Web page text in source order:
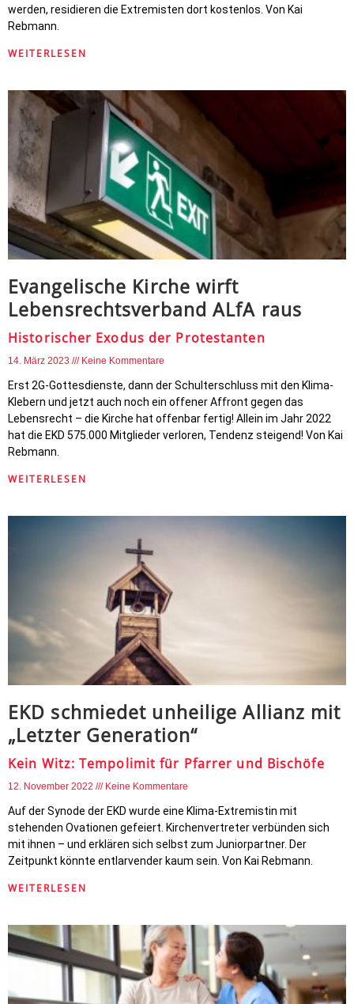
werden, residieren die Extremisten dort kostenlos. Von Kai
Rebmann.
WEITERLESEN
Evangelische Kirche wirft
Lebensrechtsverband ALfA raus
Historischer Exodus der Protestanten
14. März 2023 Keine Kommentare
Erst 2G-Gottesdienste, dann der Schulterschluss mit den Klima-
Klebern und jetzt auch noch ein offener Affront gegen das
Lebensrecht – die Kirche hat offenbar fertig! Allein im Jahr 2022
hat die EKD 575.000 Mitglieder verloren, Tendenz steigend! Von Kai
Rebmann.
WEITERLESEN
EKD schmiedet unheilige Allianz mit
„Letzter Generation“
Kein Witz: Tempolimit für Pfarrer und Bischöfe
12. November 2022 Keine Kommentare
Auf der Synode der EKD wurde eine Klima-Extremistin mit
stehenden Ovationen gefeiert. Kirchenvertreter verbünden sich
mit ihnen – und erklären sich selbst zum Juniorpartner. Der
Zeitpunkt könnte entlarvender kaum sein. Von Kai Rebmann.
WEITERLESEN